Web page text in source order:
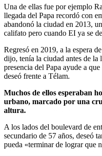
Una de ellas fue por ejemplo
llegada del Papa recordó con
abandonó la ciudad en 2013,
califato pero cuando EI ya se
Regresó en 2019, a la espera
dijo, tenía la ciudad antes de la
presencia del Papa ayude a
deseó frente a Télam.
Muchos de ellos esperaban
urbano, marcado por una
altura.
A los lados del boulevard de
secundario de 57 años, deseó
pueda «terminar de lograr que